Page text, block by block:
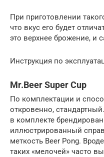
При приготовлении
что вкус его будет
это верхнее брожение, и
Инструкция по
Mr.Beer Super Cup
По комплектации и
откровенно,
в комплекте
иллюстрированный
меткость Beer Pong.
таких «мелочей» часто